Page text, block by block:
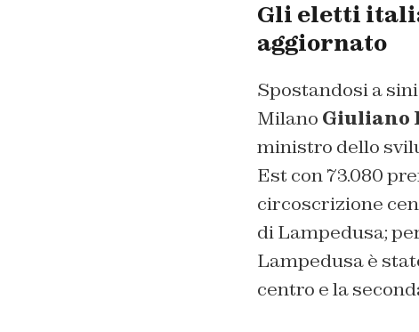
Gli eletti
aggiornato
Spostandosi a
Milano Giuliano
ministro dello
Est con 73.080
circoscrizione
di Lampedusa;
Lampedusa è
centro e la